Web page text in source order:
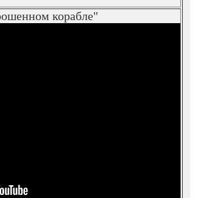
корабле"